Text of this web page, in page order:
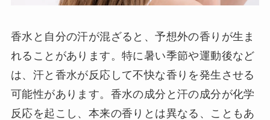
香水と自分の汗が混ざると、予想外の香りが生ま
れることがあります。特に暑い季節や運動後など
は、汗と香水が反応して不快な香りを発生させる
可能性があります。香水の成分と汗の成分が化学
反応を起こし、本来の香りとは異なる、こともあ